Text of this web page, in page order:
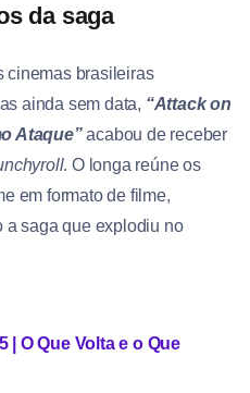
da saga
cinemas brasileiras
ainda sem data, “Attack on
Ataque”acabou de receber
. O longa reúne os
em formato de filme,
a saga que explodiu no
| O Que Volta e o Que